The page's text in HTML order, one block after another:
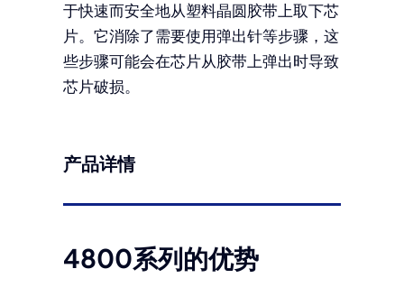
于快速而安全地从塑料晶圆胶带上取下芯
片。它消除了需要使用弹出针等步骤，这
些步骤可能会在芯片从胶带上弹出时导致
芯片破损。
产品详情
4800系列的优势